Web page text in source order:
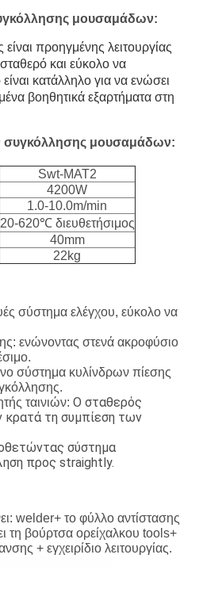
μουσαμάδων:
προηγμένης λειτουργίας
και εύκολο να
κατάλληλο για να ενώσει
βοηθητικά εξαρτήματα στη
συγκόλλησης μουσαμάδων:
Swt-MAT2
4200W
1.0-10.0m/min
20-620℃ διευθετήσιμος
40mm
22kg
σύστημα ελέγχου, εύκολο να
ενώνοντας στενά ακροφύσιο
σύστημα κυλίνδρων πίεσης
ταινιών: Ο σταθερός
κρατά τη συμπίεση των
σύστημα
προς straightly.
welder+ το φύλλο αντίστασης
τη βούρτσα ορείχαλκου tools+
+ εγχειρίδιο λειτουργίας.